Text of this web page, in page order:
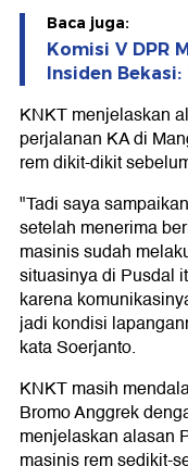
Baca juga:
Komisi V DPR
Insiden
KNKT menjelaskan
perjalanan KA di
rem dikit-dikit
"Tadi saya
setelah menerima
masinis sudah
situasinya di Pusdal
karena
jadi kondisi
kata Soerjanto.
KNKT masih
Bromo Anggrek
menjelaskan alasan